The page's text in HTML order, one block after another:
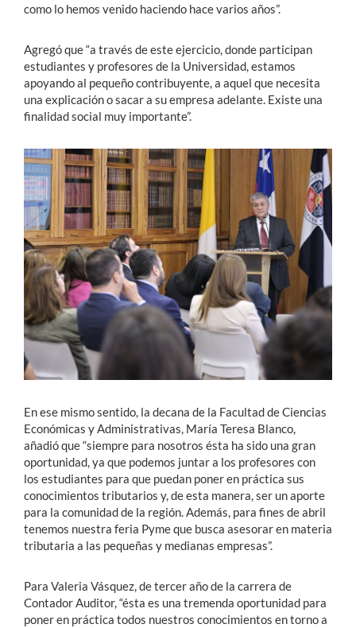
como lo hemos venido haciendo hace varios años”.
Agregó que “a través de este ejercicio, donde participan
estudiantes y profesores de la Universidad, estamos
apoyando al pequeño contribuyente, a aquel que necesita
una explicación o sacar a su empresa adelante. Existe una
finalidad social muy importante”.
En ese mismo sentido, la decana de la Facultad de Ciencias
Económicas y Administrativas, María Teresa Blanco,
añadió que “siempre para nosotros ésta ha sido una gran
oportunidad, ya que podemos juntar a los profesores con
los estudiantes para que puedan poner en práctica sus
conocimientos tributarios y, de esta manera, ser un aporte
para la comunidad de la región. Además, para fines de abril
tenemos nuestra feria Pyme que busca asesorar en materia
tributaria a las pequeñas y medianas empresas”.
Para Valeria Vásquez, de tercer año de la carrera de
Contador Auditor, “ésta es una tremenda oportunidad para
poner en práctica todos nuestros conocimientos en torno a